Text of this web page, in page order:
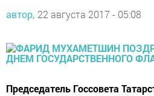
автор, 22 августа 2017 - 05:08
Председатель Госсовета